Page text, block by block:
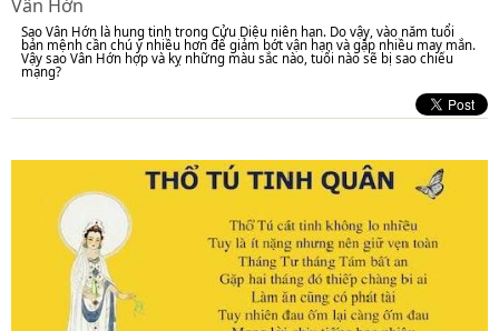
Vân Hớn
Sao Vân Hớn là hung tinh trong Cửu Diệu niên hạn. Do vậy, vào năm tuổi
bản mệnh cần chú ý nhiều hơn để giảm bớt vận hạn và gặp nhiều may mắn.
Vậy sao Vân Hớn hợp và kỵ những màu sắc nào, tuổi nào sẽ bị sao chiếu
mạng?